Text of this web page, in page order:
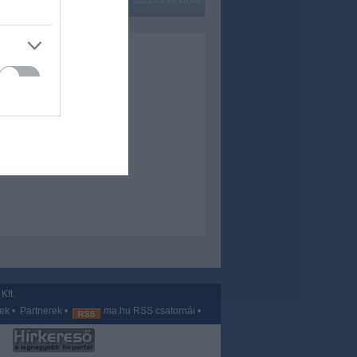
• Partnerek• ma.hu RSS csatornái •